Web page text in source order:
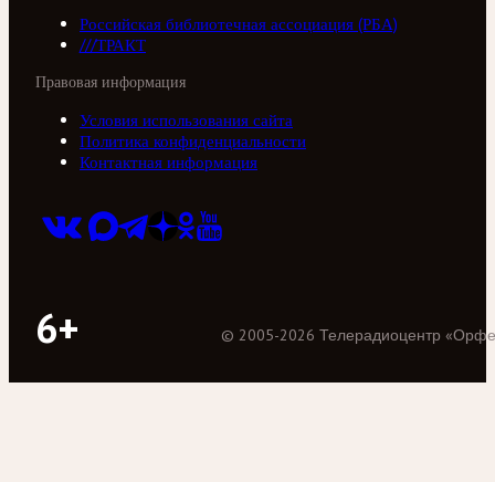
Российская библиотечная ассоциация (РБА)
///ТРАКТ
Правовая информация
Условия использования сайта
Политика конфиденциальности
Контактная информация
6+ © 2005-2026 Телерадиоцентр